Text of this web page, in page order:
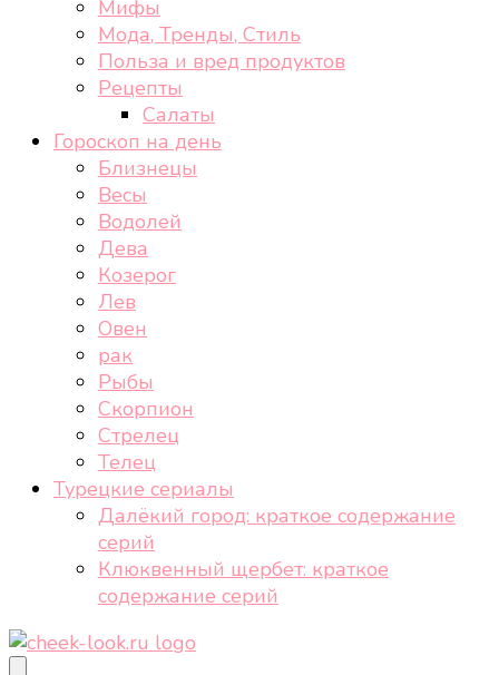
Мифы
Мода, Тренды, Стиль
Польза и вред продуктов
Рецепты
Салаты
Гороскоп на день
Близнецы
Весы
Водолей
Дева
Козерог
Лев
Овен
рак
Рыбы
Скорпион
Стрелец
Телец
Турецкие сериалы
Далёкий город: краткое содержание
серий
Клюквенный щербет: краткое
содержание серий